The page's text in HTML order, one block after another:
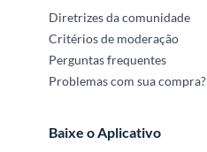
Diretrizes da comunidade
Critérios de moderação
Perguntas frequentes
Problemas com sua compra?
Baixe o Aplicativo